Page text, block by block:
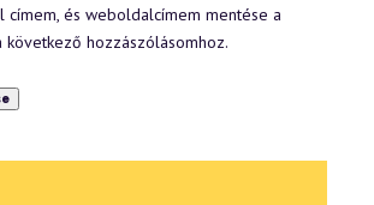
címem, és weboldalcímem mentése a
hozzászólásomhoz.